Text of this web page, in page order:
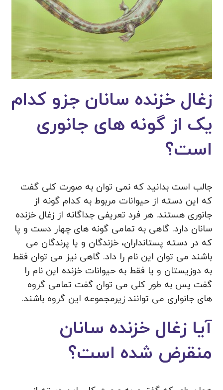
زغال خزنده سانان جزو کدام
یک از گونه های جانوری
است؟
جالب است بدانید که نمی توان به صورت کلی گفت
که این دسته از حیوانات مربوط به کدام گونه از
جانوری هستند. هر فرد تعریفی جداگانه از زغال خزنده
سانان دارد. گاهی به تمامی گونه های چهار دست و پا
که در دسته پستانداران، خزندگان و یا پرندگان می
باشند می توان این نام را داد. گاهی نیز می توان فقط
به دوزیستان و یا فقط به حیوانات خزنده این نام را
گفت پس به طور کلی می توان گفت تمامی گروه
های جانواری می توانند زیرمجموعه این گروه باشند.
آیا زغال خزنده سانان
منقرض شده است؟